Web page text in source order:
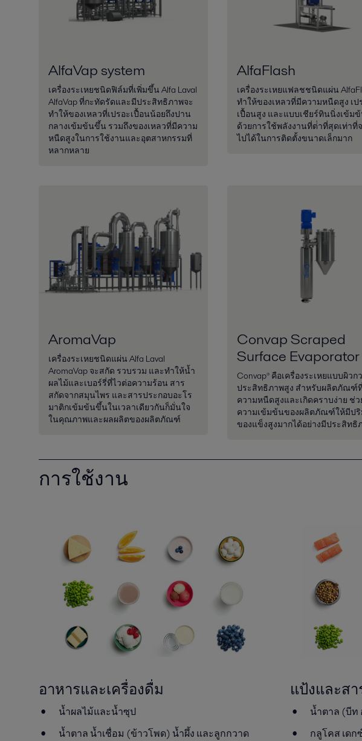
AlfaVap system
เครื่องระเหยชนิดฟิล์มที่เพิ่มขึ้น Alfa Laval
AlfaVap ที่กะทัดรัดและมีประสิทธิภาพจะ
ทำให้ของเหลวที่เปรอะเปื้อนน้อยถึงปาน
กลางเข้มข้นขึ้น รวมถึงของเหลวที่มีความ
หนืดสูงในการใช้งานและอุตสาหกรรมที่
หลากหลาย
AlfaFlash
เครื่องระเหยแฟลชชนิดแผ่น
ทำให้ของเหลวที่มีความหนืดสูง เป
เปื้อนสูง และแบบเชียร์ทินนิ่งเข้ม
ด้วยการใช้พลังงานที่ต่ําที่สุดเท่าที่
ไปได้ในการติดตั้งขนาดเล็กมาก
AromaVap
เครื่องระเหยชนิดแผ่น Alfa Laval
AromaVap จะสกัด รวบรวม และทำให้น้ำ
ผลไม้และเบอร์รี่ที่ไวต่อความร้อน สาร
สกัดจากสมุนไพร และสารประกอบอะโร
มาติกเข้มข้นขึ้นในเวลาเดียวกันก็มั่นใจ
ในคุณภาพและผลผลิตของผลิตภัณฑ์
Convap Scraped
Surface Evaporator
Convap® คือเครื่องระเหยแบบผิวก
ประสิทธิภาพสูง สำหรับผลิตภัณฑ์
ความหนืดสูงและเกิดคราบง่าย ช่ว
ความเข้มข้นของผลิตภัณฑ์ให้มีป
ของแข็งสูงมากได้อย่างมีประสิทธิ
การใช้งาน
อาหารและเครื่องดื่ม
น้ำผลไม้และน้ำซุป
น้ำตาล น้ำเชื่อม (ข้าวโพด) น้ำผึ้ง และลูกกวาด
แป้งและส
น้ำตาล (บีท
กลูโคส เด